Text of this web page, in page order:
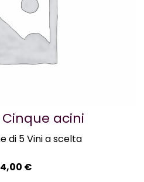
Cinque acini
di 5 Vini a scelta
€